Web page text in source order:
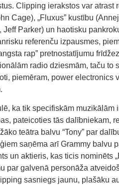
Clipping ierakstos var atrast
Cage), „Fluxus” kustību
Parker) un haotisku
referenču izpausmes,
rap” pretnostatījumu
radio dziesmām, taču to
piemēram, power electronics
ka tik specifiskām muzikālām
pateicoties tās dalībniekam,
teātra balvu “Tony” par
saņēma arī Grammy balvu
un aktieris, kas ticis nominēts
par galvenā personāža
sasniegs jaunu, plašāku